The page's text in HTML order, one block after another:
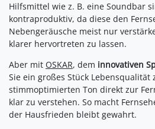
Hilfsmittel wie z. B. eine Soundbar
kontraproduktiv, da diese den
Nebengeräusche meist nur
klarer hervortreten zu lassen.
Aber mit OSKAR, dem innovativen
Sie ein großes Stück Lebensqualität
stimmoptimierten Ton direkt zur
klar zu verstehen. So macht
der Hausfrieden bleibt gewahrt.